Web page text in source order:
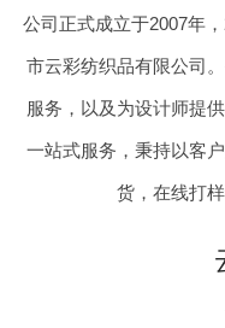
公司正式成立于2007年
市云彩纺织品有限公司
服务，以及为设计师提
一站式服务，秉持以客
货，在线打